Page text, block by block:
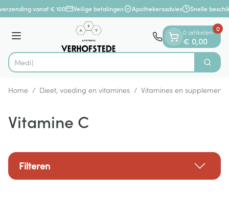
Ga naar de inhoud
1 van 1vanaf € 100 Veilige betalingen Apothekersadvies Snelle
Menu
Product, merk, categorie...
Vi Zoek
0 artikelen
€ 0,00
0
Home / Dieet, voeding en vitamines / Vitamines en
Vitamine C
Filteren